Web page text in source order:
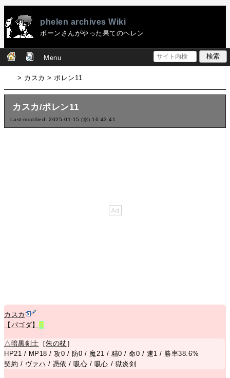
phelen archives Wiki
ポーンさんがやった果てのヘレン
Menu
> カスカ > ポレン11
カスカ/ポレン11
Last-modified: 2025-01-15 (水) 16:43:41
カスカ
【パゴダ】
R
△暗黒剣士 ［朱の杖 ］
HP21 / MP18 / 攻0 / 防0 / 魔21 / 精0 / 命0 / 速1 / 勝率38.6%
契約 / ヴァハ / 憑依 /吸心 / 吸心 / 獄炎剣